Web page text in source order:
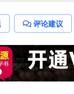
评论建议